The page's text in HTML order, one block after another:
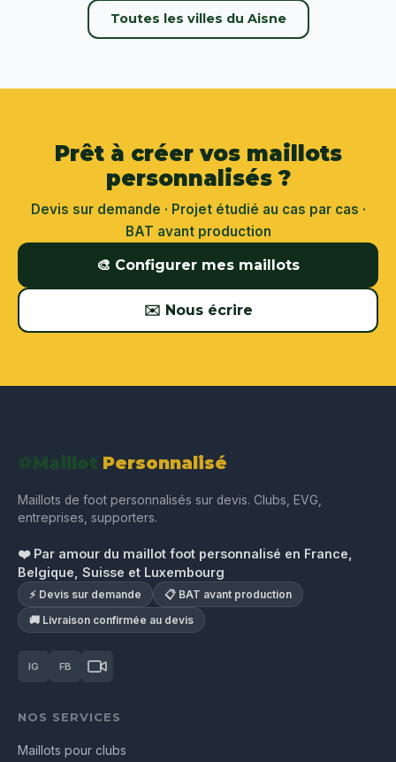
Toutes les villes du Aisne
Prêt à créer vos maillots
personnalisés ?
Devis sur demande · Projet étudié au cas par cas ·
BAT avant production
🎨 Configurer mes maillots
✉️ Nous écrire
⚽Maillot Personnalisé
Maillots de foot personnalisés sur devis. Clubs, EVG,
entreprises, supporters.
❤️ Par amour du maillot foot personnalisé en France,
Belgique, Suisse et Luxembourg
⚡ Devis sur demande
📋 BAT avant production
🚚 Livraison confirmée au devis
IG FB
NOS SERVICES
Maillots pour clubs